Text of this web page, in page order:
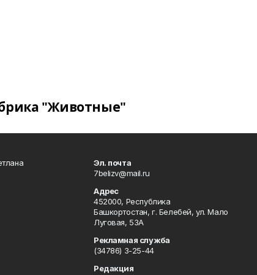
"Животные"
Эл. почта
7belizv@mail.ru
Адрес
452000, Республика
Башкортостан, г. Белебей, ул. Мало
Луговая, 53А
Рекламная служба
(34786) 3-25-44
Редакция